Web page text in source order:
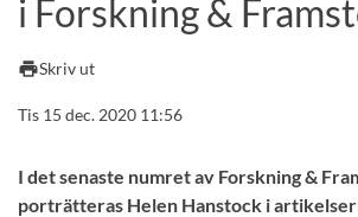
Kurser och program Kursplaner
i Forskning &
printSkriv ut
Tis 15 dec. 2020 11:56
I det senaste numret av Forskning &
porträtteras Helen Hanstock i